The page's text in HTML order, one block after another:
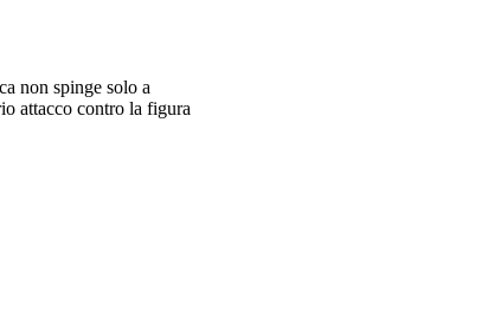
non spinge solo a
attacco contro la figura